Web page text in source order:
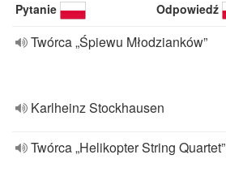
Pytanie Odpowiedź
Twórca „Śpiewu Młodzianków”
Karlheinz Stockhausen
Twórca „Helikopter String Quartet”